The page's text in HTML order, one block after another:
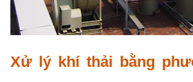
Xử lý khí thải bằng